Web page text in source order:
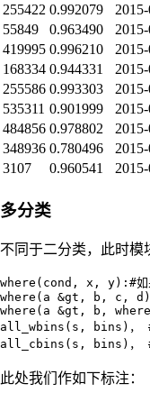
255422 0.992079
55849
0.963490
419995 0.996210
168334 0.944331
255586 0.993303
535311 0.901999
484856 0.978802
348936 0.780496
3107
0.960541
多分类
不同于二分类，此时模
where(cond, x, y):#如
where(a &gt, b, c, d)
where(a &gt, b,
all_wbins(s, bins)， #按
此处我们作如下标注：